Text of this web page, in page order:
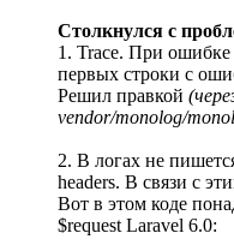
Столкнулся с
1. Trace. При
первых строки с
Решил правкой
vendor/monolog/
2. В логах не
headers. В связи с
Вот в этом коде
$request Laravel 6.0: